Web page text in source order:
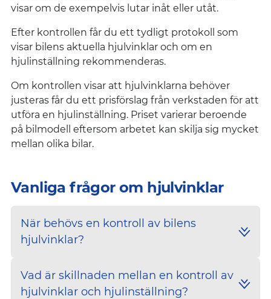
visar om de exempelvis lutar inåt eller utåt.
Efter kontrollen får du ett tydligt protokoll som
visar bilens aktuella hjulvinklar och om en
hjulinställning rekommenderas.
Om kontrollen visar att hjulvinklarna behöver
justeras får du ett prisförslag från verkstaden för att
utföra en hjulinställning. Priset varierar beroende
på bilmodell eftersom arbetet kan skilja sig mycket
mellan olika bilar.
Vanliga frågor om hjulvinklar
När behövs en kontroll av bilens
hjulvinklar?
Vad är skillnaden mellan en kontroll av
hjulvinklar och hjulinställning?